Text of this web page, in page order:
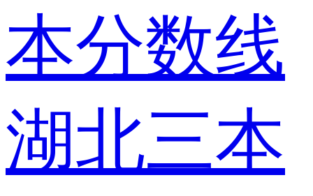
本分数线
湖北三本